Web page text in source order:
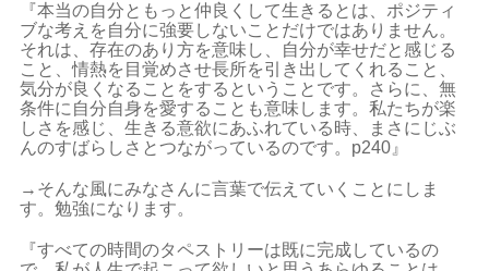
『本当の自分ともっと仲良くして生きるとは、ポジティ
ブな考えを自分に強要しないことだけではありません。
それは、存在のあり方を意味し、自分が幸せだと感じる
こと、情熱を目覚めさせ長所を引き出してくれること、
気分が良くなることをするということです。さらに、無
条件に自分自身を愛することも意味します。私たちが楽
しさを感じ、生きる意欲にあふれている時、まさにじぶ
んのすばらしさとつながっているのです。p240』
→そんな風にみなさんに言葉で伝えていくことにしま
す。勉強になります。
『すべての時間のタペストリーは既に完成しているの